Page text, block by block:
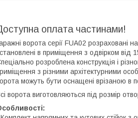
оплата частинами!
ворота серії FUA02 розраховані
в приміщення з одвірком від
розроблена конструкція і
з різними архітектурними
можуть бути оснащені врізаною в
ворота виготовляються під розмір